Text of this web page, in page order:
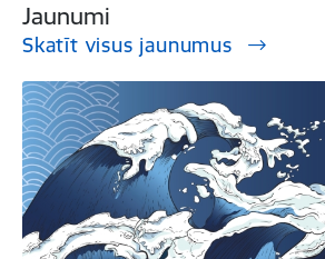
Jaunumi
Skatīt visus jaunumus